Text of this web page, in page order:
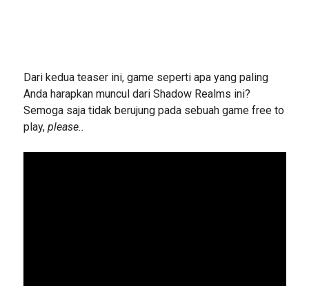
Dari kedua teaser ini, game seperti apa yang paling
Anda harapkan muncul dari Shadow Realms ini?
Semoga saja tidak berujung pada sebuah game free to
play, please..